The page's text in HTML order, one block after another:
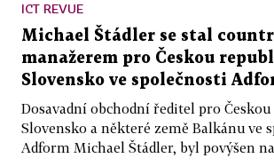
ICT REVUE
Michael Štádler se stal
manažerem pro Českou
Slovensko ve společnosti
Dosavadní obchodní ředitel pro
Slovensko a některé země Balkánu ve
Adform Michael Štádler, byl povýšen